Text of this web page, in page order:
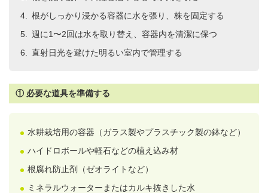
根がしっかり浸かる容器に水を張り、株を固定する
週に1〜2回は水を取り替え、容器内を清潔に保つ
直射日光を避けた明るい室内で管理する
① 必要な道具を準備する
水耕栽培用の容器（ガラス製やプラスチック製の鉢など）
ハイドロボールや軽石などの植え込み材
根腐れ防止剤（ゼオライトなど）
ミネラルウォーターまたはカルキ抜きした水